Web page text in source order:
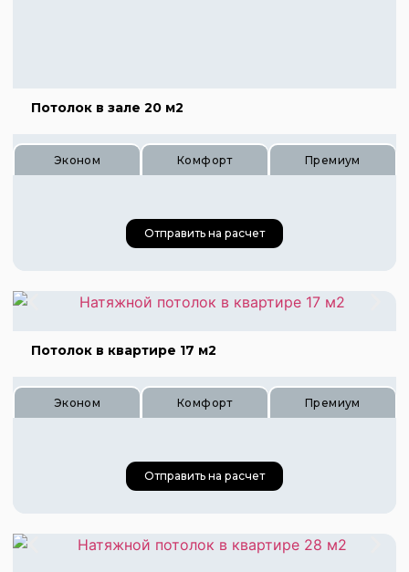
Потолок в зале 20 м2
Эконом Комфорт Премиум
Цена 1040 руб.
Отправить на расчет
Потолок в квартире 17 м2
Эконом Комфорт Премиум
Отправить на расчет